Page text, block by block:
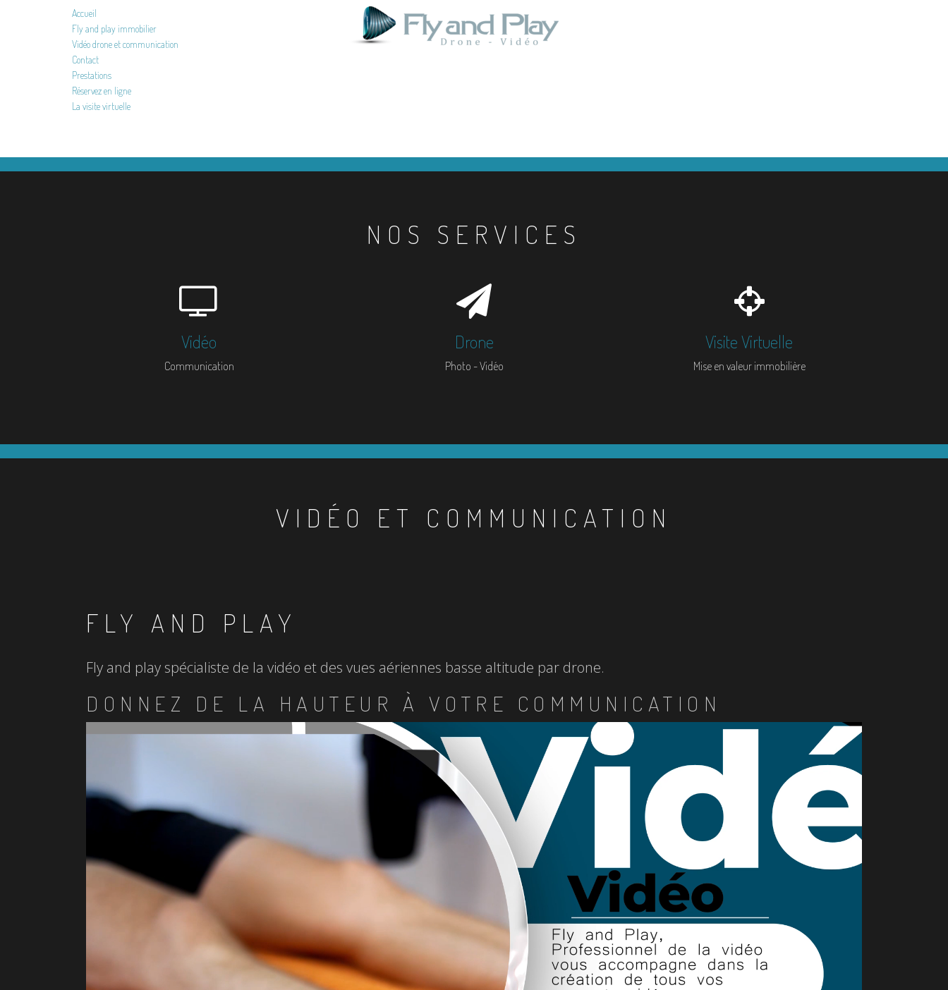
Accueil
Fly and play immobilier
Vidéo drone et communication
Contact
Prestations
Réservez en ligne
La visite virtuelle
NOS SERVICES
Vidéo
Communication
Drone
Photo - Vidéo
Visite Virtuelle
Mise en valeur immobilière
VIDÉO ET COMMUNICATION
FLY AND PLAY
Fly and play spécialiste de la vidéo et des vues aériennes basse altitude par drone.
DONNEZ DE LA HAUTEUR À VOTRE COMMUNICATION